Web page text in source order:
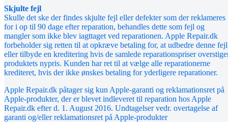
Skjulte fejl
Skulle det ske der findes skjulte fejl eller defekter som der reklameres
for i op til 90 dage efter reparation, behandles dette som fejl og
mangler som ikke blev iagttaget ved reparationen. Apple Repair.dk
forbeholder sig retten til at opkræve betaling for, at udbedre denne
eller tilbyde en kreditering hvis de samlede reparationspriser
produktets nypris. Kunden har ret til at vælge alle reparationerne
krediteret, hvis der ikke ønskes betaling for yderligere reparationer.
Apple Repair.dk påtager sig kun Apple-garanti og reklamationsret på
Apple-produkter, der er blevet indleveret til reparation hos Apple
Repair.dk efter d. 1. August 2016. Undtagelser vedr. overtagelse af
garanti og/eller reklamationsret på Apple-produkter